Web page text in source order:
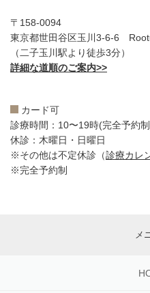
〒158-0094
東京都世田谷区玉川3-6-6
（二子玉川駅より徒歩3分）
詳細な道順のご案内>>
カード可
診療時間：10〜19時(完全予約
休診：木曜日・日曜日
※その他は不定休診（診療カレ
※完全予約制
メ